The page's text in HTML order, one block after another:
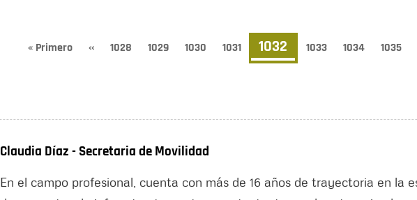
Primera
« Primero
Página
‹‹ Page
1028 Page
1029 Page
1030 Page
1031
Página
actual
1032 Page
1033 Page
1034 Page
1035
Claudia Díaz - Secretaria de Movilidad
En el campo profesional, cuenta con más de 16 años de trayectoria en la